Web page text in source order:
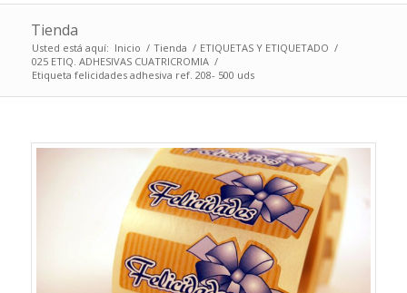
Tienda
Usted está aquí: Inicio / Tienda / ETIQUETAS Y ETIQUETADO /
025 ETIQ. ADHESIVAS CUATRICROMIA /
Etiqueta felicidades adhesiva ref. 208- 500 uds